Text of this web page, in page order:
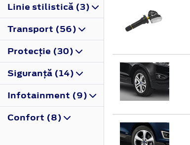
Linie stilistică (3)
Transport (56)
Protecţie (30)
Siguranţă (14)
Infotainment (9)
Confort (8)